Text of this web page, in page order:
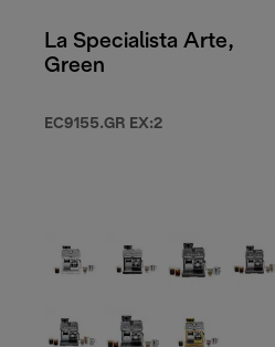
La Specialista Arte,
Green
EC9155.GR EX:2